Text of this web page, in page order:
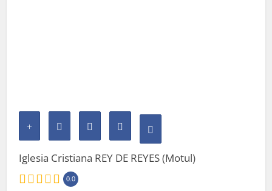
Iglesia Cristiana REY DE REYES (Motul)
0.0